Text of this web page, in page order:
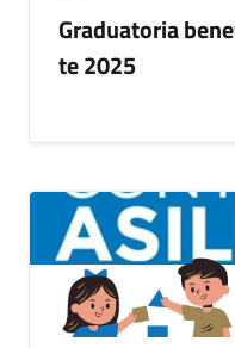
Graduatoria
te 2025